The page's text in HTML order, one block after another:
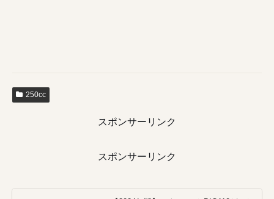
250cc
スポンサーリンク
スポンサーリンク